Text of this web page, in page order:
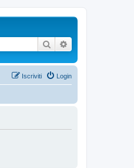
Cerca
Login
Iscriviti